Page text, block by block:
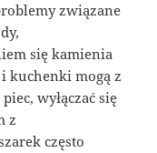
związane
się kamienia
kuchenki mogą z
wyłączać się
z
często